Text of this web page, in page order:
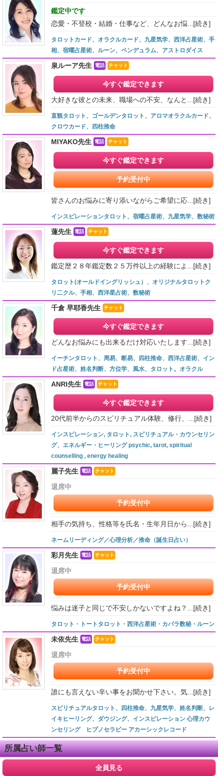
鑑定中です
恋愛・不登校・結婚・仕事など、どんなお悩... [続き]
タロットカード、オラクルカード、九星気学、西洋占星術、手
相、宿曜占星術、ルーン、ペンデュラム、アストロダイス
泉ルーア先生 電話 チャット
今すぐ鑑定できます
大好きな彼との未来、職場への不安、なんと... [続き]
直観タロット、ゴールデンタロット、アロマオラクルカード、
クロウカード、四柱推命
MIYAKO先生 電話 チャット
今すぐ鑑定できます
予約受付中
皆さんのお悩みに寄り添いながらご希望に応... [続き]
インスピレーションタロット、宿曜占星術、九星気学、数秘術
蓮先生 電話 チャット
今すぐ鑑定できます
鑑定歴２８年鑑定数２５万件以上の経験によ... [続き]
タロット(オールドイングリッシュ）、オリジナルタロットク
リ二クル、手相、西洋星占術、数秘術
千倉 早耶香先生 チャット
今すぐ鑑定できます
どんなお悩みにも出来るだけ対応いたします... [続き]
イーチンタロット、周易、断易、四柱推命、西洋占星術、イン
ド占星術、姓名判断、方位学、風水、タロット。オラクル
ANRI先生 電話 チャット
今すぐ鑑定できます
20代前半からのスピリチュアル体験、修行、... [続き]
インスピレーション, タロット, スピリチュアル・カウンセリン
グ、エネルギー・ヒーリング psychic, tarot, spiritual
counselling , energy healing
麗子先生 電話 チャット
退席中
予約受付中
相手の気持ち、性格等を氏名・生年月日から... [続き]
ネームリーディング／心理分析／推命（誕生日占い）
彩月先生 電話 チャット
退席中
予約受付中
悩みは迷子と同じで不安しかないですよね？... [続き]
タロット・トートタロット・西洋占星術・カバラ数秘・ルーン
未依先生 電話 チャット
退席中
予約受付中
誰にも言えない辛い事をお聞かせ下さい。気... [続き]
スピリチュアルタロット、四柱推命、九星気学、姓名判断、レ
イキヒーリング、ダウジング、インスピレーション 心理カウ
ンセリング ヒプノセラピー アカーシックレコード
所属占い師一覧
全員見る